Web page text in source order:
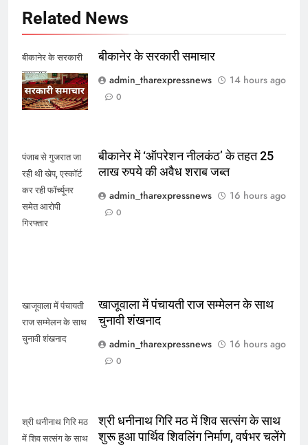
Related News
बीकानेर के सरकारी
समाचार
बीकानेर के सरकारी समाचार
admin_tharexpressnews
14 hours ago
0
पंजाब से गुजरात जा
रही थी खेप, एस्कॉर्ट
कर रही फॉर्च्यूनर
समेत आरोपी
गिरफ्तार
बीकानेर में ‘ऑपरेशन नीलकंठ’ के तहत 25
लाख रुपये की अवैध शराब जब्त
admin_tharexpressnews
16 hours ago
0
खाजूवाला में पंचायती
राज सम्मेलन के साथ
चुनावी शंखनाद
खाजूवाला में पंचायती राज सम्मेलन के साथ
चुनावी शंखनाद
admin_tharexpressnews
16 hours ago
0
श्री धनीनाथ गिरि मठ
में शिव सत्संग के साथ
श्री धनीनाथ गिरि मठ में शिव सत्संग के साथ
शुरू हुआ पार्थिव शिवलिंग निर्माण, वर्षभर चलेंगे